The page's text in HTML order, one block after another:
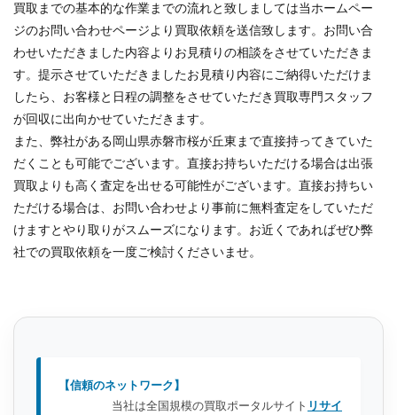
買取までの基本的な作業までの流れと致しましては当ホームペー
ジのお問い合わせページより買取依頼を送信致します。お問い合
わせいただきました内容よりお見積りの相談をさせていただきま
す。提示させていただきましたお見積り内容にご納得いただけま
したら、お客様と日程の調整をさせていただき買取専門スタッフ
が回収に出向かせていただきます。
また、弊社がある岡山県赤磐市桜が丘東まで直接持ってきていた
だくことも可能でございます。直接お持ちいただける場合は出張
買取よりも高く査定を出せる可能性がございます。直接お持ちい
ただける場合は、お問い合わせより事前に無料査定をしていただ
けますとやり取りがスムーズになります。お近くであればぜひ弊
社での買取依頼を一度ご検討くださいませ。
【信頼のネットワーク】
当社は全国規模の買取ポータルサイト リサイ